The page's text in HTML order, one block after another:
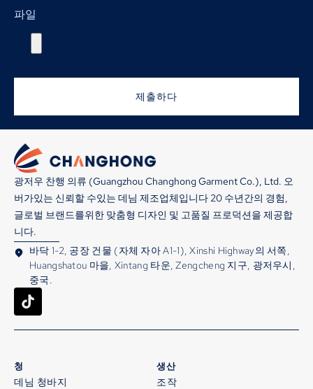
파일
제출하다
광저우 찬행 의류 (Guangzhou Changhong Garment Co.), Ltd. 오
버가있는 신뢰할 수있는 데님 제조업체입니다 20 수년간의 경험,
글로벌 브랜드를위한 맞춤형 디자인 및 고품질 프로덕션을 제공합
니다.
바닥 1-2, 공장 건물 (자체 자아 A1-1), Xinshi Highway의 서쪽,
Huangshatou 마을, Xintang 타운, Zengcheng 지구, 광저우시,
중국.
청
데님 청바지
생산
조작